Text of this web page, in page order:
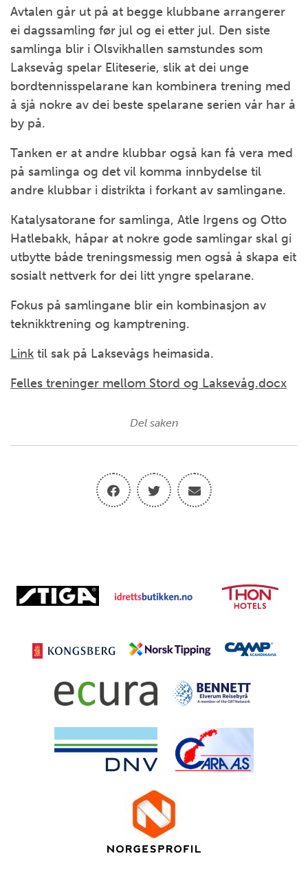
Avtalen går ut på at begge klubbane arrangerer
ei dagssamling før jul og ei etter jul. Den siste
samlinga blir i Olsvikhallen samstundes som
Laksevåg spelar Eliteserie, slik at dei unge
bordtennisspelarane kan kombinera trening med
å sjå nokre av dei beste spelarane serien vår har å
by på.
Tanken er at andre klubbar også kan få vera med
på samlinga og det vil komma innbydelse til
andre klubbar i distrikta i forkant av samlingane.
Katalysatorane for samlinga, Atle Irgens og Otto
Hatlebakk, håpar at nokre gode samlingar skal gi
utbytte både treningsmessig men også å skapa eit
sosialt nettverk for dei litt yngre spelarane.
Fokus på samlingane blir ein kombinasjon av
teknikktrening og kamptrening.
Link til sak på Laksevågs heimasida.
Felles treninger mellom Stord og Laksevåg.docx
Del saken